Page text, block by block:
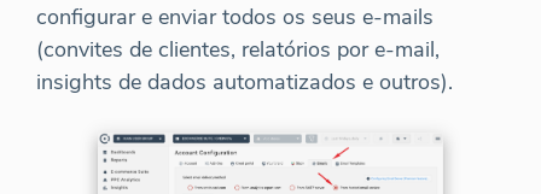
configurar e enviar todos os seus e-mails
(convites de clientes, relatórios por e-mail,
insights de dados automatizados e outros).